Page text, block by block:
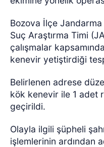
Bozova İlçe Jandarma
Suç Araştırma Timi
çalışmalar
kenevir yetiştirdiği
Belirlenen adrese
kök kenevir ile 1 adet
geçirildi.
Olayla ilgili şüpheli
işlemlerinin ardından